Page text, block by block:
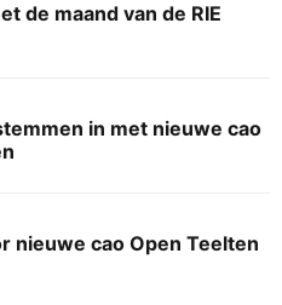
de maand van de RIE
in met nieuwe cao
nieuwe cao Open Teelten